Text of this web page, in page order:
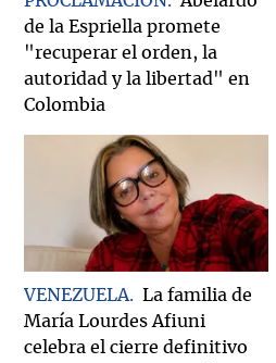
de la Espriella promete
"recuperar el orden, la
autoridad y la libertad" en
Colombia
VENEZUELA
La familia de
María Lourdes Afiuni
celebra el cierre definitivo